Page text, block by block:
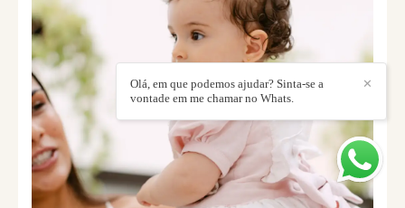
✕
Olá, em que podemos ajudar? Sinta-se a
vontade em me chamar no Whats.